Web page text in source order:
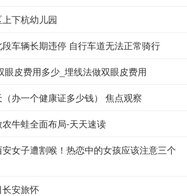
下杭幼儿园
车辆长期违停 自行车道无法正常骑行
眼皮费用多少_埋线法做双眼皮费用
办一个健康证多少钱） 焦点观察
牛蛙全面布局-天天速读
女子遭割喉！热恋中的女孩应该注意三个
安旅怀